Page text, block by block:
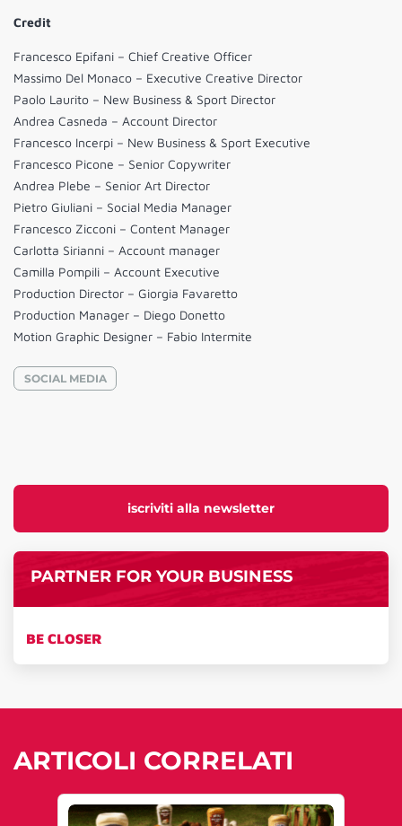
iscriviti alla newsletter
PARTNER FOR YOUR BUSINESS
BE CLOSER
Credit
Francesco Epifani – Chief Creative Officer
Massimo Del Monaco – Executive Creative Director
Paolo Laurito – New Business & Sport Director
Andrea Casneda – Account Director
Francesco Incerpi – New Business & Sport Executive
Francesco Picone – Senior Copywriter
Andrea Plebe – Senior Art Director
Pietro Giuliani – Social Media Manager
Francesco Zicconi – Content Manager
Carlotta Sirianni – Account manager
Camilla Pompili – Account Executive
Production Director – Giorgia Favaretto
Production Manager – Diego Donetto
Motion Graphic Designer – Fabio Intermite
SOCIAL MEDIA
ARTICOLI CORRELATI